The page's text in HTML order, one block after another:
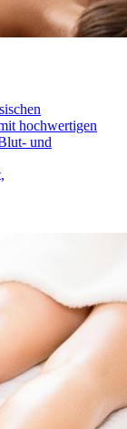
hochwertigen
und